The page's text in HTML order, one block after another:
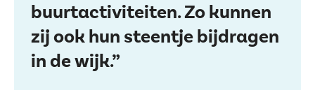
buurtactiviteiten. Zo kunnen
zij ook hun steentje bijdragen
in de wijk.